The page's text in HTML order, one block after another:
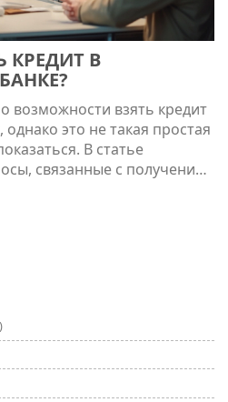
В
возможности взять кредит
это не такая простая
В статье
связанные с получением
граждан, включая
банки и
необходимы ли
узнать о шансах на